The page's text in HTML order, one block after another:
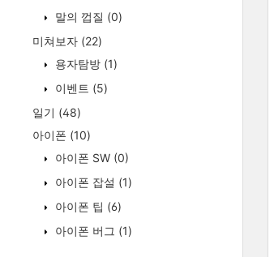
말의 껍질 (0)
미쳐보자 (22)
용자탐방 (1)
이벤트 (5)
일기 (48)
아이폰 (10)
아이폰 SW (0)
아이폰 잡설 (1)
아이폰 팁 (6)
아이폰 버그 (1)